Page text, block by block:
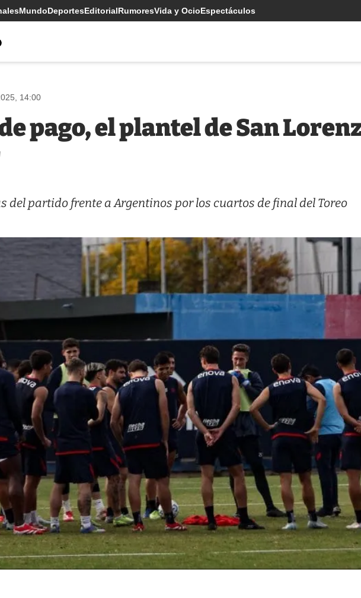
MundoDeportesEditorialRumoresVida y OcioEspectáculos
14:00
pago, el plantel de San
del partido frente a Argentinos por los cuartos de final del Toreo